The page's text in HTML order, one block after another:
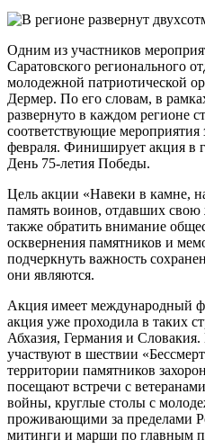
Одним из участников
Саратовского регионального
молодежной патриотической
Дермер. По его словам, в
развернуто в каждом регионе
соответствующие
февраля. Финиширует акция в
День 75-летия Победы.
Цель акции «Навеки в камне,
память воинов, отдавших
также обратить внимание
осквернения памятников и
подчеркнуть важность
они являются.
Акция имеет международный
акция уже проходила в таких
Абхазия, Германия и
участвуют в шествии
территории памятников
посещают встречи с
войны, круглые столы с
проживающими за пределами
митинги и марши по главным